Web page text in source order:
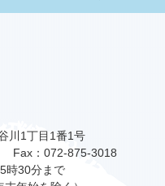
川1丁目1番1号
Fax：072-875-3018
時30分まで